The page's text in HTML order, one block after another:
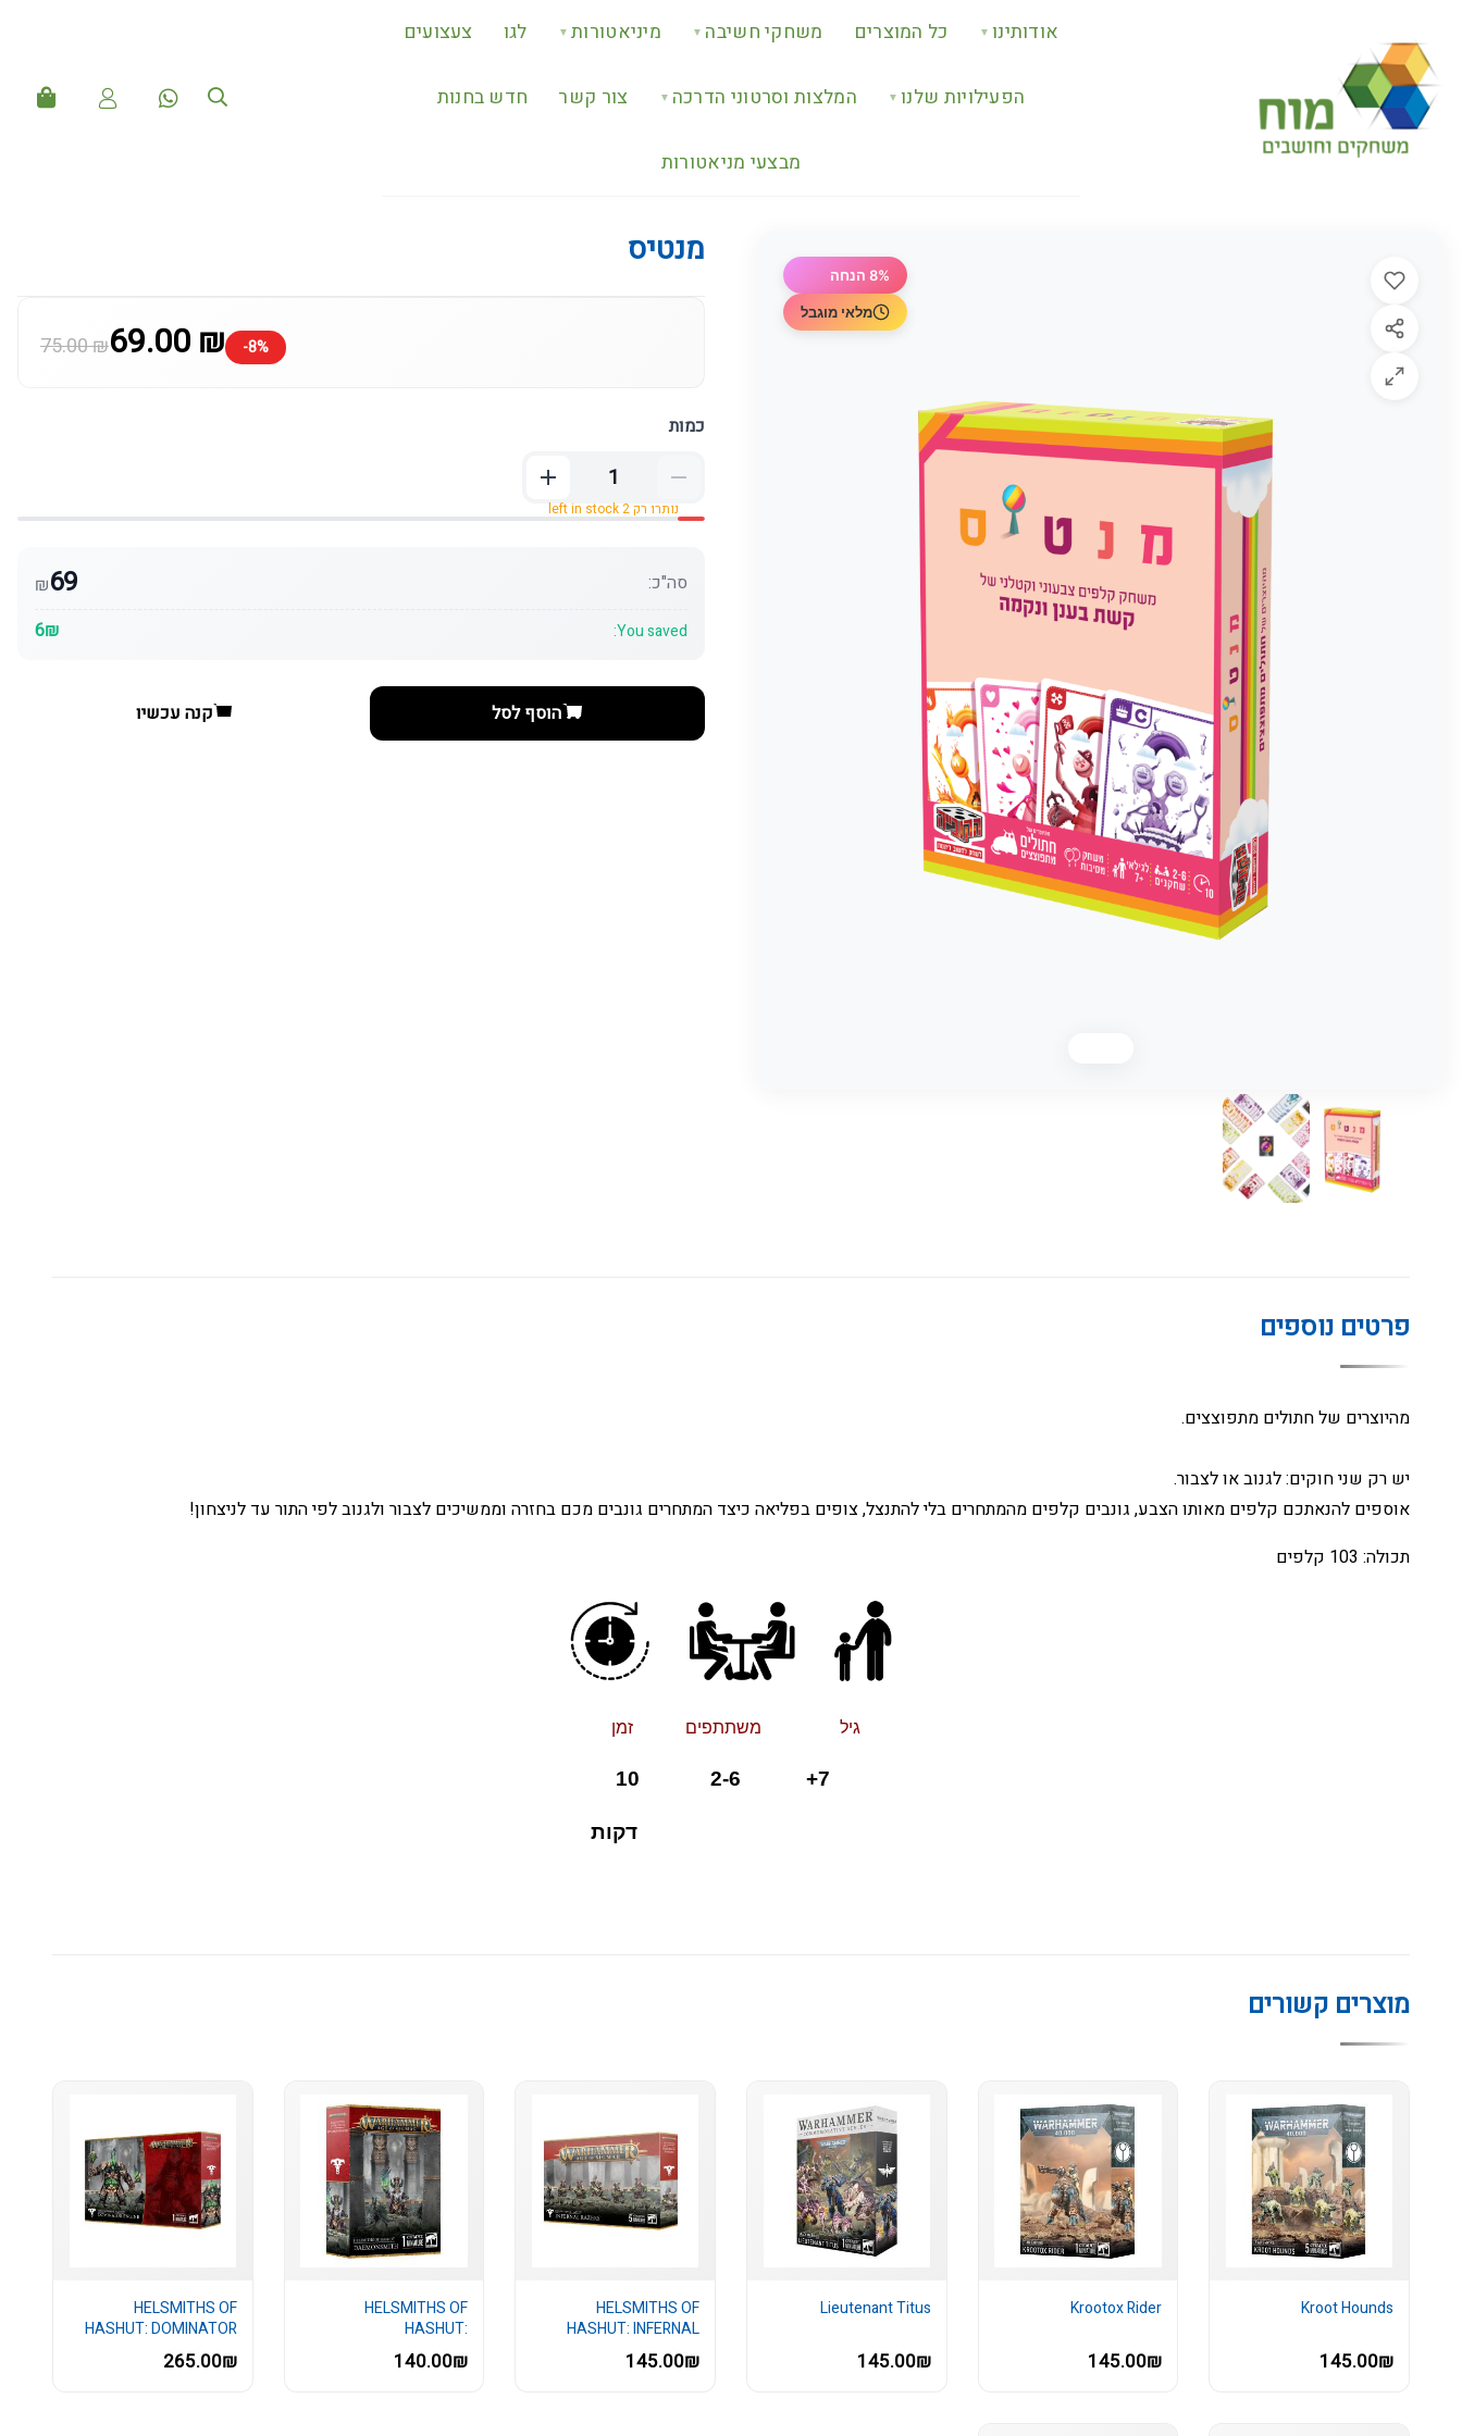
אודותינו ▼ כל המוצרים משחקי חשיבה ▼ מיניאטורות ▼ לגו צעצועים
הפעילויות שלנו ▼ המלצות וסרטוני הדרכה ▼ צור קשר חדש בחנות
מבצעי מניאטורות
8% הנחה
מלאי מוגבל
מנטיס
75.00 ₪69.00 ₪ -8%
כמות
נותרו רק 2 left in stock
סה"כ: 69
₪
You saved:
6₪
הוסף לסל קנה עכשיו
פרטים נוספים
מהיוצרים של חתולים מתפוצצים.
יש רק שני חוקים: לגנוב או לצבור.
אוספים להנאתכם קלפים מאותו הצבע, גונבים קלפים מהמתחרים בלי להתנצל, צופים בפליאה כיצד המתחרים גונבים מכם בחזרה וממשיכים לצבור ולגנוב לפי התור עד לניצחון!
תכולה: 103 קלפים
גיל משתתפים זמן
+ 2-6 10
דקות
מוצרים קשורים
Kroot Hounds
145.00₪
Krootox Rider
145.00₪
Lieutenant Titus
145.00₪
HELSMITHS OF
HASHUT: INFERNAL
RAZERS
145.00₪
HELSMITHS OF
HASHUT:
Daemonsmith/Ashen
Elder
140.00₪
HELSMITHS OF
HASHUT: DOMINATOR
ENGINE
265.00₪